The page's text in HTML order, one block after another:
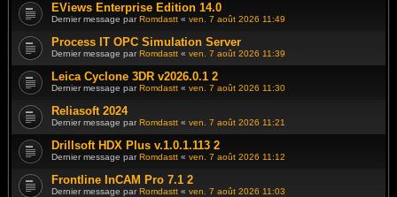
EViews Enterprise Edition 14.0
Dernier message parRomdastt « ven. 7 août 2026 11:49
Process IT OPC Simulation Server
Dernier message parRomdastt « ven. 7 août 2026 11:39
Leica Cyclone 3DR v2026.0.1 2
Dernier message parRomdastt « ven. 7 août 2026 11:30
Reliasoft 2024
Dernier message parRomdastt « ven. 7 août 2026 11:21
Drillsoft HDX Plus v.1.0.1.113 2
Dernier message parRomdastt « ven. 7 août 2026 11:12
Frontline InCAM Pro 7.1 2
Dernier message parRomdastt « ven. 7 août 2026 11:03